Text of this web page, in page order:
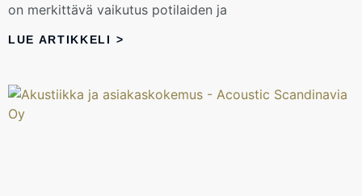
on merkittävä vaikutus potilaiden ja
LUE ARTIKKELI >